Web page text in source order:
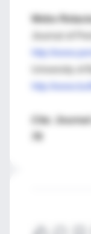
Webs
Journal of
http://
Cita: